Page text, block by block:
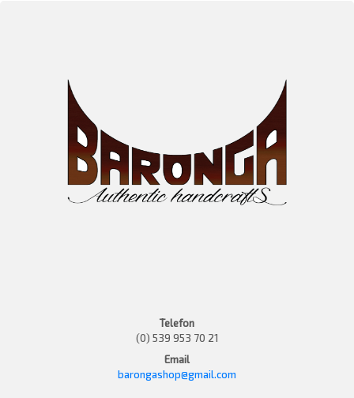
Telefon
(0) 539 953 70 21
Email
barongashop@gmail.com